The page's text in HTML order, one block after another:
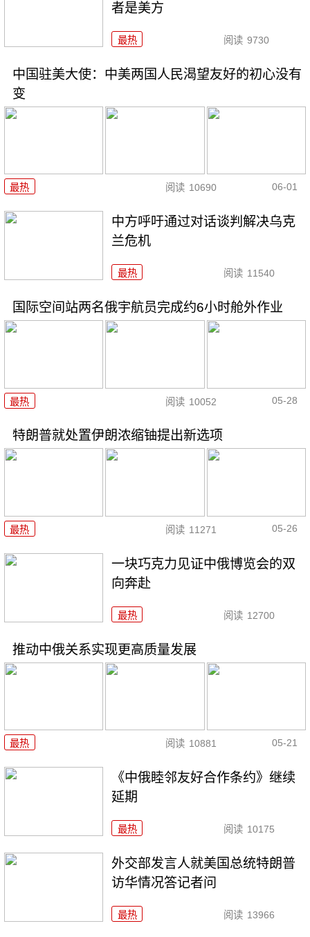
者是美方
最热 阅读 9730
中国驻美大使：中美两国人民渴望友好的初心没有
变
最热 阅读 10690 06-01
中方呼吁通过对话谈判解决乌克
兰危机
最热 阅读 11540
国际空间站两名俄宇航员完成约6小时舱外作业
最热 阅读 10052 05-28
特朗普就处置伊朗浓缩铀提出新选项
最热 阅读 11271 05-26
一块巧克力见证中俄博览会的双
向奔赴
最热 阅读 12700
推动中俄关系实现更高质量发展
最热 阅读 10881 05-21
《中俄睦邻友好合作条约》继续
延期
最热 阅读 10175
外交部发言人就美国总统特朗普
访华情况答记者问
最热 阅读 13966